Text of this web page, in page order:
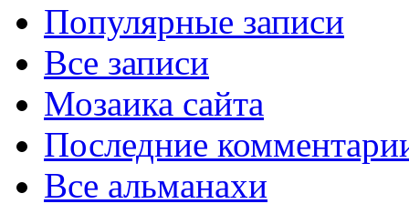
Популярные записи
Все записи
Мозаика сайта
Последние
Все альманахи